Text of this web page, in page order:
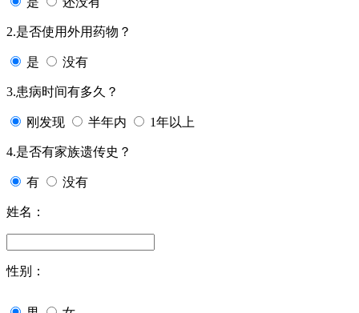
2.是否使用外用药物？
是 没有
3.患病时间有多久？
刚发现 半年内 1年以上
4.是否有家族遗传史？
有 没有
姓名：
性别：